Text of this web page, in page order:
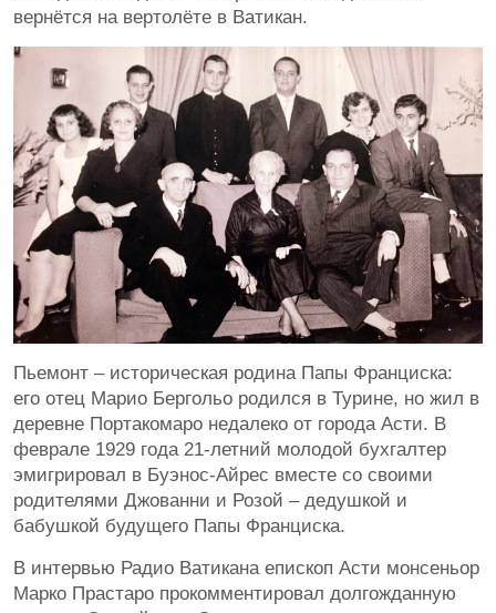
вернётся на вертолёте в Ватикан.
Пьемонт – историческая родина Папы Франциска:
его отец Марио Бергольо родился в Турине, но жил в
деревне Портакомаро недалеко от города Асти. В
феврале 1929 года 21-летний молодой бухгалтер
эмигрировал в Буэнос-Айрес вместе со своими
родителями Джованни и Розой – дедушкой и
бабушкой будущего Папы Франциска.
В интервью Радио Ватикана епископ Асти монсеньор
Марко Прастаро прокомментировал долгожданную